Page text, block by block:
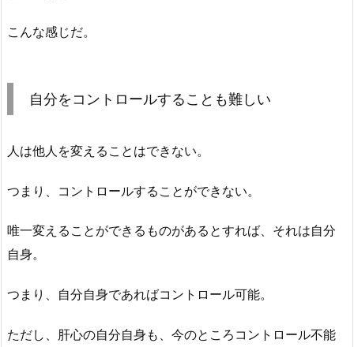
こんな感じだ。
自分をコントロールすることも難しい
人は他人を変えることはできない。
つまり、コントロールすることができない。
唯一変えることができるものがあるとすれば、それは自分
自身。
つまり、自分自身であればコントロール可能。
ただし、肝心の自分自身も、今のところコントロール不能